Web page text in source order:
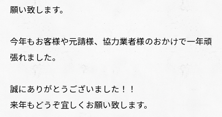
願い致します。
今年もお客様や元請様、協力業者様のおかけで一年頑
張れました。
誠にありがとうございました！！
来年もどうぞ宜しくお願い致します。